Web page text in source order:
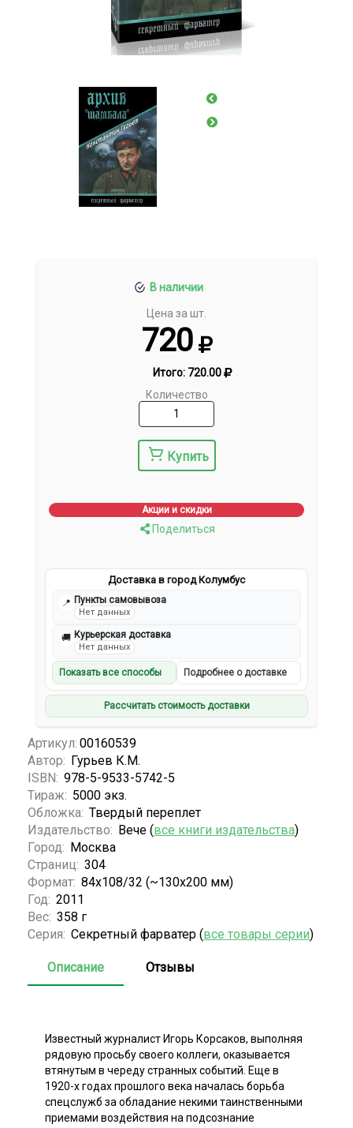
В наличии
Цена за шт.
720
Итого: 720.00
Количество
Купить
Акции и скидки
Поделиться
Доставка в город Колумбус
📍 Пункты самовывоза
Нет данных
🚚 Курьерская доставка
Нет данных
Показать все способы Подробнее о доставке
Рассчитать стоимость доставки
Артикул: 00160539
Автор: Гурьев К.М.
ISBN: 978-5-9533-5742-5
Тираж: 5000 экз.
Обложка: Твердый переплет
Издательство: Вече (все книги издательства)
Город: Москва
Страниц: 304
Формат: 84x108/32 (~130х200 мм)
Год: 2011
Вес: 358 г
Серия: Секретный фарватер (все товары серии)
Описание Отзывы
Известный журналист Игорь Корсаков, выполняя
рядовую просьбу своего коллеги, оказывается
втянутым в череду странных событий. Еще в
1920-х годах прошлого века началась борьба
спецслужб за обладание некими таинственными
приемами воздействия на подсознание